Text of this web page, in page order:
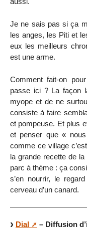
Je ne sais pas si ça
les anges, les Piti et
eux les meilleurs
est une arme.
Comment fait-on
passe ici ? La façon
myope et de ne
consiste à faire
et pompeuse. Et plus
et penser que «
comme ce village
la grande recette de
parc à thème : ça
s’en nourrir, le
cerveau d’un canard.
Dial
– Diffusion